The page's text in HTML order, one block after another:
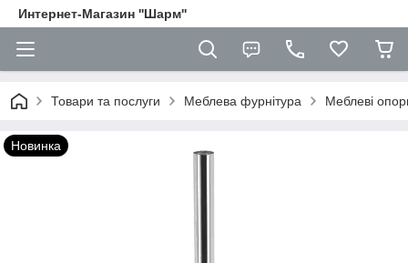
Интернет-Магазин ''Шарм''
Товари та послуги Меблева фурнітура Меблеві
Новинка